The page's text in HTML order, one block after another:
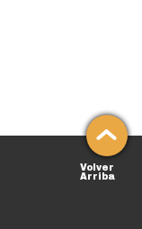
Volver
Arriba